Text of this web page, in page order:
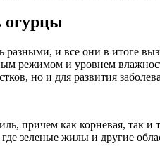
огурцы
разными, и все они в итоге
режимом и уровнем
но и для развития
причем как корневая, так и
где зеленые жилы и другие